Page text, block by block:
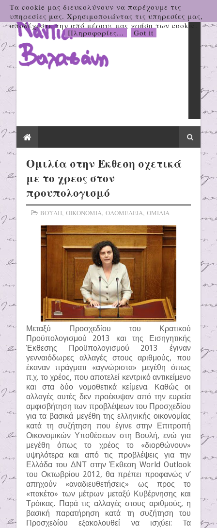
Ομιλία στην Έκθεση σχετικά
με το χρεος στον
προυπολογισμό
ΒΟΥΛΗ, ΟΙΚΟΝΟΜΙΑ, ΟΛΟΜΕΛΕΙΑ, ΟΜΙΛΙΑ
Μεταξύ Προσχεδίου του Κρατικού
Προϋπολογισμού 2013 και της Εισηγητικής
Έκθεσης Προϋπολογισμού 2013 έγιναν
γενναιόδωρες αλλαγές στους αριθμούς, που
έκαναν πράγματι «αγνώριστα» μεγέθη όπως
π.χ. το χρέος, που αποτελεί κεντρικό αντικείμενο
και στα δύο νομοθετικά κείμενα. Καθώς οι
αλλαγές αυτές δεν προέκυψαν από την ευρεία
αμφισβήτηση των προβλέψεων του Προσχεδίου
για τα βασικά μεγέθη της ελληνικής οικονομίας
κατά τη συζήτηση που έγινε στην Επιτροπή
Οικονομικών Υποθέσεων στη Βουλή, ενώ για
μεγέθη όπως το χρέος το «διορθώνουν»
υψηλότερα και από τις προβλέψεις για την
Ελλάδα του ΔΝΤ στην Έκθεση World Outlook
του Οκτωβρίου 2012, θα πρέπει προφανώς ν’
απηχούν «αναδιευθετήσεις» ως προς το
«πακέτο» των μέτρων μεταξύ Κυβέρνησης και
Τρόικας. Παρά τις αλλαγές στους αριθμούς, η
βασική παρατήρηση κατά τη συζήτηση του
Προσχεδίου εξακολουθεί να ισχύει: Τα
Τα cookie μας διευκολύνουν να παρέχουμε τις
υπηρεσίες μας. Χρησιμοποιώντας τις υπηρεσίες μας,
αποδέχεστε την από μέρους μας χρήση των cookie.
Πληροφορίες... Got it